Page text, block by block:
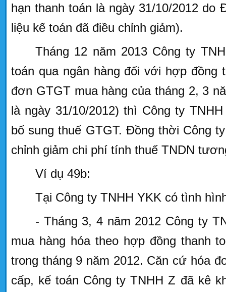
hạn thanh toán là ngày 31/10/2012 do
liệu kế toán đã điều chỉnh giảm).
Tháng 12 năm 2013 Công ty
toán qua ngân hàng đối với hợp đồng
đơn GTGT mua hàng của tháng 2, 3
là ngày 31/10/2012) thì Công ty
bổ sung thuế GTGT. Đồng thời Công
chỉnh giảm chi phí tính thuế TNDN
Ví dụ 49b:
Tại Công ty TNHH YKK có tình
- Tháng 3, 4 năm 2012 Công ty
mua hàng hóa theo hợp đồng thanh
trong tháng 9 năm 2012. Căn cứ hóa
cấp, kế toán Công ty TNHH Z đã kê